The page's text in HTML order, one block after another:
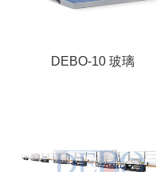
DEBO-10 玻璃